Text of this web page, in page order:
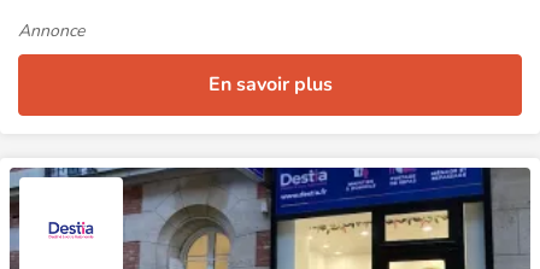
Annonce
En savoir plus